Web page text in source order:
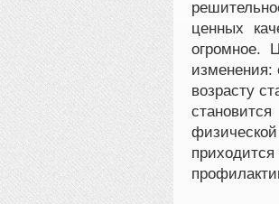
ценных
огромное.
изменения:
возрасту